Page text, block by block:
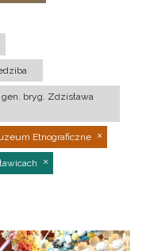
bryg. Zdzisława
Etnograficzne